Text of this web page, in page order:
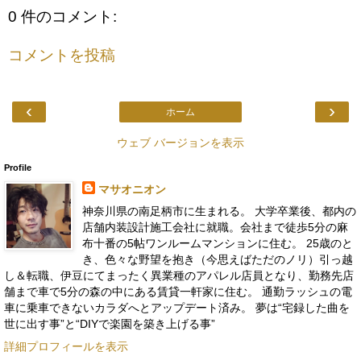
0 件のコメント:
コメントを投稿
‹ ›
ホーム
ウェブ バージョンを表示
Profile
マサオニオン
神奈川県の南足柄市に生まれる。 大学卒業後、都内の
店舗内装設計施工会社に就職。会社まで徒歩5分の麻
布十番の5帖ワンルームマンションに住む。 25歳のと
き、色々な野望を抱き（今思えばただのノリ）引っ越
し＆転職、伊豆にてまったく異業種のアパレル店員となり、勤務先店
舗まで車で5分の森の中にある賃貸一軒家に住む。 通勤ラッシュの電
車に乗車できないカラダへとアップデート済み。 夢は“宅録した曲を
世に出す事”と“DIYで楽園を築き上げる事”
詳細プロフィールを表示